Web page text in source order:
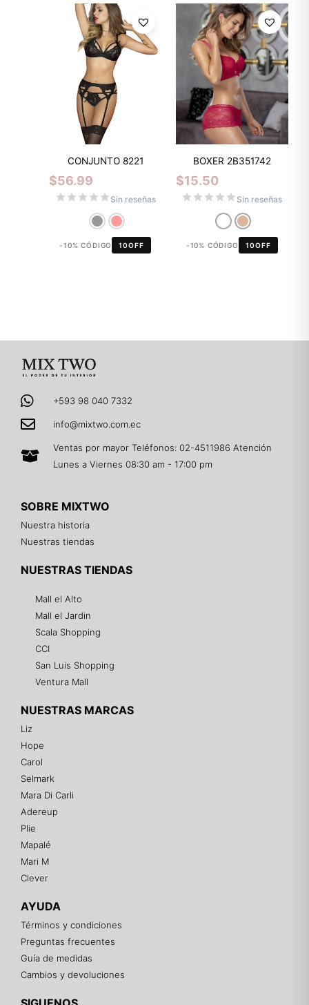
CONJUNTO 8221
$56.99
Sin reseñas
-10% CÓDIGO 10OFF
BOXER 2B351742
$15.50
Sin reseñas
-10% CÓDIGO 10OFF
+593 98 040 7332
info@mixtwo.com.ec
Ventas por mayor Teléfonos: 02-4511986 Atención
Lunes a Viernes 08:30 am - 17:00 pm
SOBRE MIXTWO
Nuestra historia
Nuestras tiendas
NUESTRAS TIENDAS
Mall el Alto
Mall el Jardin
Scala Shopping
CCI
San Luis Shopping
Ventura Mall
NUESTRAS MARCAS
Liz
Hope
Carol
Selmark
Mara Di Carli
Adereup
Plie
Mapalé
Mari M
Clever
AYUDA
Términos y condiciones
Preguntas frecuentes
Guía de medidas
Cambios y devoluciones
¡Hola! 👋
Gracias por visitarnos. Te asesoramos
personalmente con tu compra: tallas, envíos y
pagos.
Recuerda: 10% de descuento en tu primera compra
Contáctanos por el canal que prefieras 💕
WhatsApp
Instagram